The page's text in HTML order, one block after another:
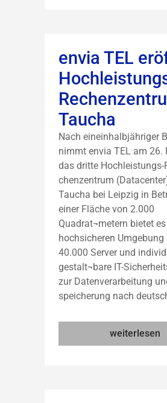
envia TEL
Taucha
Nach eineinhalbjähriger
nimmt envia TEL am 26.
das dritte Hochleistungs-
chenzentrum
Taucha bei Leipzig in
einer Fläche von 2.000
Quadrat¬metern bietet
hochsicheren
40.000 Server und
gestalt¬bare IT-
zur Datenverarbeitung
speicherung nach
weiterlesen